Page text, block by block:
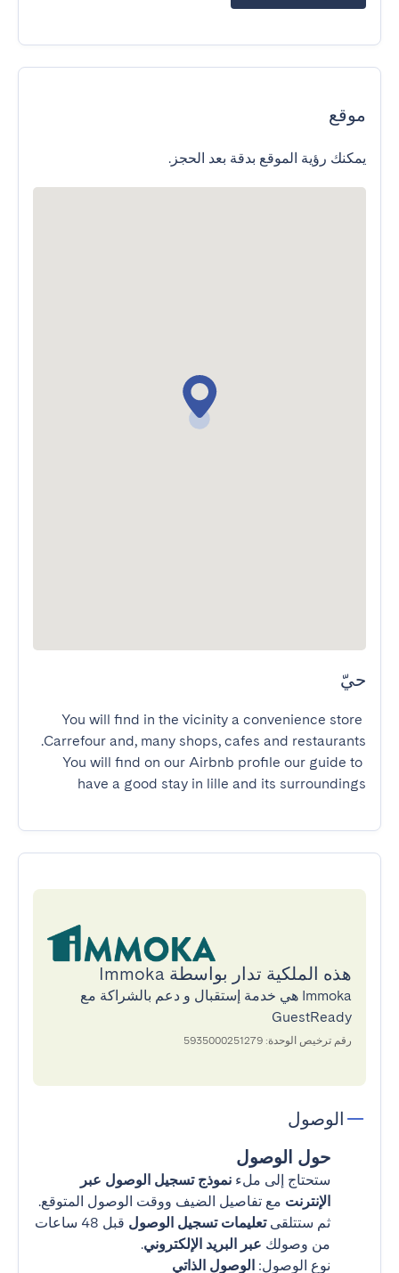
موقع
يمكنك رؤية الموقع بدقة بعد الحجز.
حيّ
You will find in the vicinity a convenience store
You will find on our Airbnb profile our guide to
have a good stay in lille and its surroundings
هذه الملكية تدار بواسطة Immoka
Immoka هي خدمة إستقبال و دعم بالشراكة مع
GuestReady
رقم ترخيص الوحدة: 5935000251279
الوصول
حول الوصول
ستحتاج إلى ملء نموذج تسجيل الوصول عبر
الإنترنت مع تفاصيل الضيف ووقت الوصول المتوقع.
ثم ستتلقىتعليمات تسجيل الوصول
قبل 48 ساعات
من وصولك عبر البريد الإلكتروني.
نوع الوصول: الوصول الذاتي